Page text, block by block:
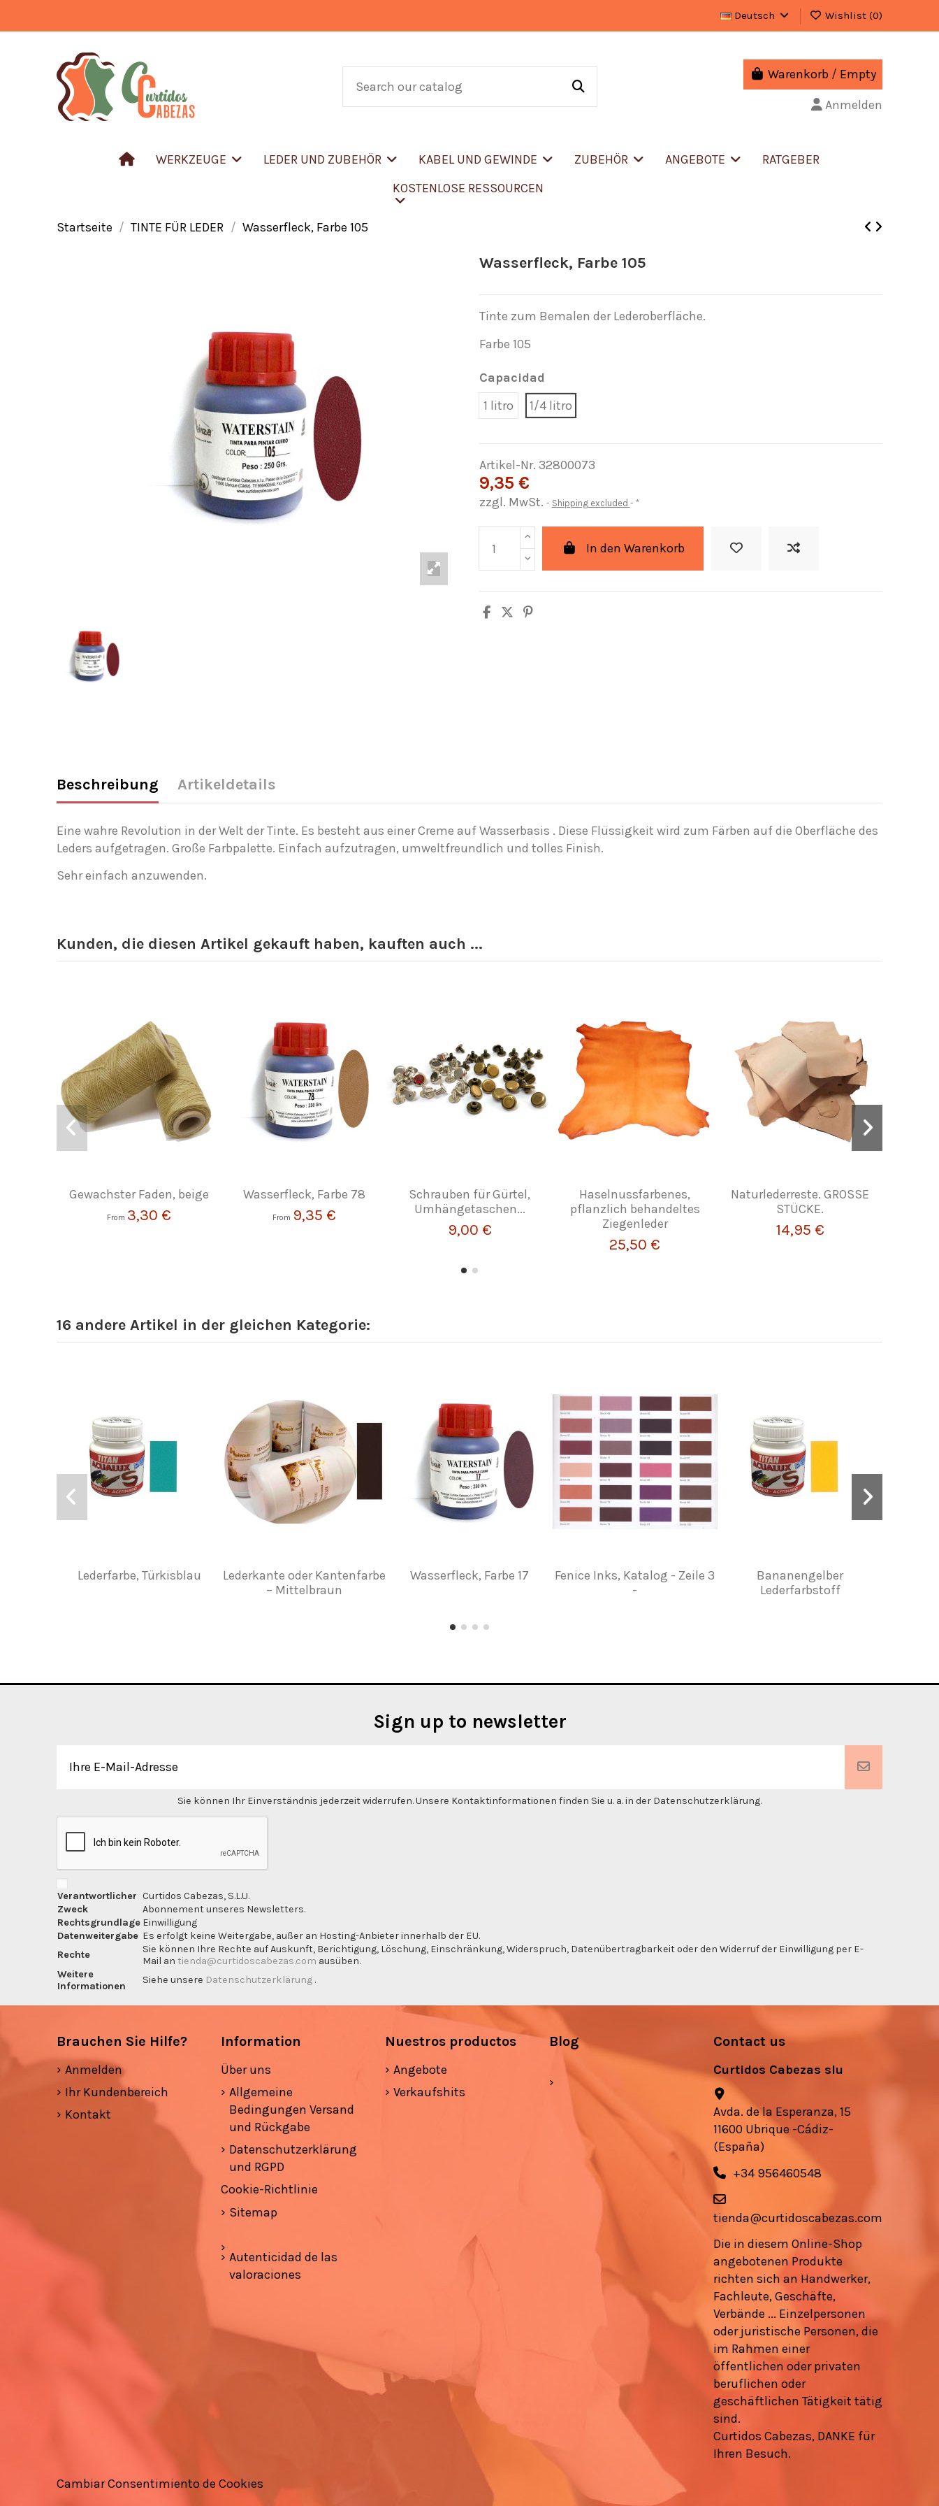
Deutsch Wishlist (0)
Warenkorb / Empty
Anmelden
WERKZEUGE LEDER UND ZUBEHÖR KABEL UND GEWINDE ZUBEHÖR ANGEBOTE
RATGEBER
KOSTENLOSE RESSOURCEN
Startseite TINTE FÜR LEDER Wasserfleck, Farbe 105
Wasserfleck, Farbe 105
Tinte zum Bemalen der Lederoberfläche.
Farbe 105
Capacidad
1 litro
1/4 litro
Artikel-Nr. 32800073
9,35 €
zzgl. MwSt. Shipping excluded *
In den Warenkorb
Beschreibung Artikeldetails
Eine wahre Revolution in der Welt der Tinte. Es besteht aus einerCreme auf Wasserbasis . Diese Flüssigkeit wird zum Färben auf die Oberfläche des
Leders aufgetragen. Große Farbpalette. Einfach aufzutragen, umweltfreundlich und tolles Finish.
Sehr einfach anzuwenden.
Kunden, die diesen Artikel gekauft haben, kauften auch ...
Gewachster Faden, beige
From 3,30 €
Wasserfleck, Farbe 78
From 9,35 €
Schrauben für Gürtel,
Umhängetaschen...
9,00 €
Haselnussfarbenes,
pflanzlich behandeltes
Ziegenleder
25,50 €
Naturlederreste. GROSSE
STÜCKE.
14,95 €
16 andere Artikel in der gleichen Kategorie:
Lederfarbe, Türkisblau
Lederkante oder Kantenfarbe
– Mittelbraun
Wasserfleck, Farbe 17
Fenice Inks, Katalog - Zeile 3
-
Bananengelber
Lederfarbstoff
Sign up to newsletter
Sie können Ihr Einverständnis jederzeit widerrufen. Unsere Kontaktinformationen finden Sie u. a. in der Datenschutzerklärung.
Verantwortlicher Curtidos Cabezas, S.L.U.
Zweck
Abonnement unseres Newsletters.
Rechtsgrundlage Einwilligung
Datenweitergabe Es erfolgt keine Weitergabe, außer an Hosting-Anbieter innerhalb der EU.
Rechte
Sie können Ihre Rechte auf Auskunft, Berichtigung, Löschung, Einschränkung, Widerspruch, Datenübertragbarkeit oder den Widerruf der Einwilligung per E-
Mail an tienda@curtidoscabezas.com ausüben.
Weitere
Informationen
Siehe unsere Datenschutzerklärung .
Brauchen Sie Hilfe?
Anmelden
Ihr Kundenbereich
Kontakt
Information
Über uns
Allgemeine
Bedingungen Versand
und Rückgabe
Datenschutzerklärung
und RGPD
Cookie-Richtlinie
Sitemap
Autenticidad de las
valoraciones
Nuestros productos
Angebote
Verkaufshits
Blog Contact us
Curtidos Cabezas slu
Avda. de la Esperanza, 15
11600 Ubrique -Cádiz-
(España)
+34 956460548
tienda@curtidoscabezas.com
Die in diesem Online-Shop
angebotenen Produkte
richten sich an Handwerker,
Fachleute, Geschäfte,
Verbände ... Einzelpersonen
oder juristische Personen, die
im Rahmen einer
öffentlichen oder privaten
beruflichen oder
geschäftlichen Tätigkeit tätig
sind.
Curtidos Cabezas, DANKE für
Ihren Besuch.
Cambiar Consentimiento de Cookies